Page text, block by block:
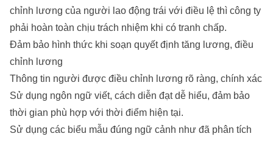
chỉnh lương của người lao động trái với điều lệ thì công ty
phải hoàn toàn chịu trách nhiệm khi có tranh chấp.
Đảm bảo hình thức khi soạn quyết định tăng lương, điều
chỉnh lương
Thông tin người được điều chỉnh lương rõ ràng, chính xác
Sử dụng ngôn ngữ viết, cách diễn đạt dễ hiểu, đảm bảo
thời gian phù hợp với thời điểm hiện tại.
Sử dụng các biểu mẫu đúng ngữ cảnh như đã phân tích